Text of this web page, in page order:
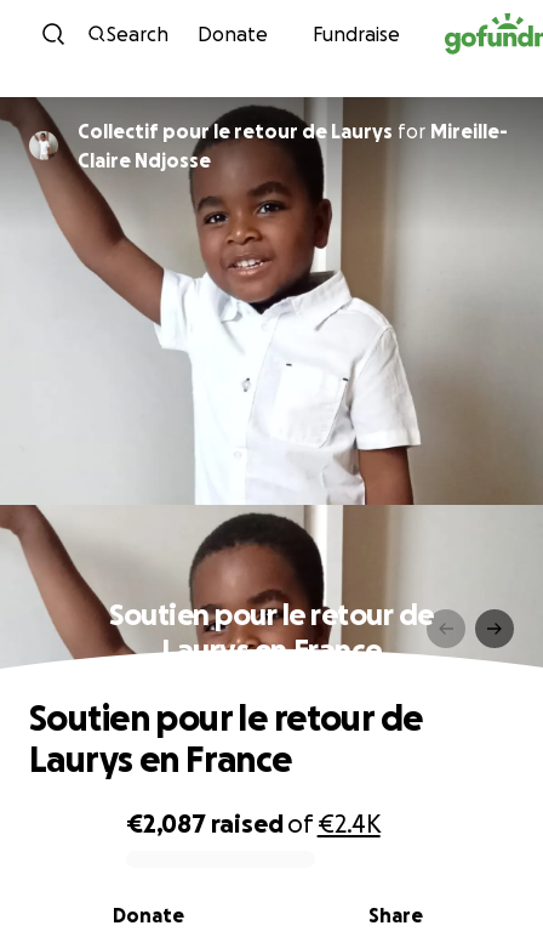
Skip to content
Search Donate Fundraise
Collectif pour le retour de Laurys for Mireille-
Claire Ndjosse
Soutien pour le retour de
Laurys en France
0% complete
€2,087 raisedof€2.4K
Share
Donate
Soutien pour le retour de
Laurys en France